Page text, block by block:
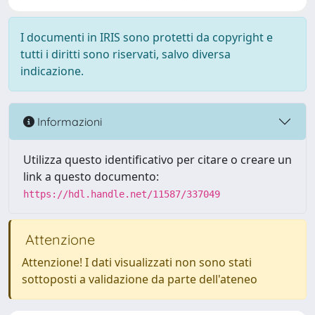
I documenti in IRIS sono protetti da copyright e
tutti i diritti sono riservati, salvo diversa
indicazione.
Informazioni
Utilizza questo identificativo per citare o creare un
link a questo documento:
https://hdl.handle.net/11587/337049
Attenzione
Attenzione! I dati visualizzati non sono stati
sottoposti a validazione da parte dell'ateneo